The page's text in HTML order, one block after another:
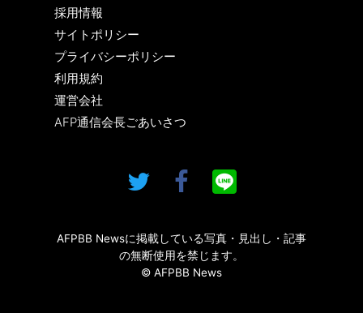
採用情報
サイトポリシー
プライバシーポリシー
利用規約
運営会社
AFP通信会長ごあいさつ
AFPBB Newsに掲載している写真・見出し・記事
の無断使用を禁じます。
© AFPBB News